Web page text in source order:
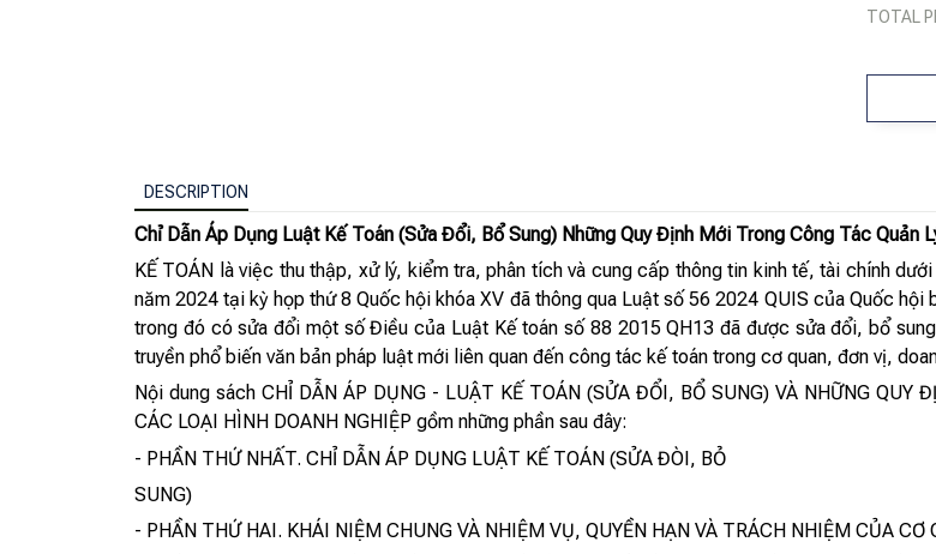
TOTAL
DESCRIPTION
Chỉ Dẫn Áp Dụng Luật Kế Toán (Sửa Đổi, Bổ Sung) Những Quy Định Mới Trong Công Tác Quản
KẾ TOÁN là việc thu thập, xử lý, kiểm tra, phân tích và cung cấp thông tin kinh tế, tài chính
năm 2024 tại kỳ họp thứ 8 Quốc hội khóa XV đã thông qua Luật số 56 2024 QUIS của Quốc
trong đó có sửa đổi một số Điều của Luật Kế toán số 88 2015 QH13 đã được sửa đổi, bổ
truyền phổ biến văn bản pháp luật mới liên quan đến công tác kế toán trong cơ quan, đơn vị,
Nội dung sách CHỈ DẪN ÁP DỤNG - LUẬT KẾ TOÁN (SỬA ĐỔI, BỔ SUNG) VÀ NHỮNG QUY
CÁC LOẠI HÌNH DOANH NGHIỆP gồm những phần sau đây:
- PHẦN THỨ NHẤT. CHỈ DẪN ÁP DỤNG LUẬT KẾ TOÁN (SỬA ĐÒI, BỎ
SUNG)
- PHẦN THỨ HAI. KHÁI NIỆM CHUNG VÀ NHIỆM VỤ, QUYỀN HẠN VÀ TRÁCH NHIỆM CỦA